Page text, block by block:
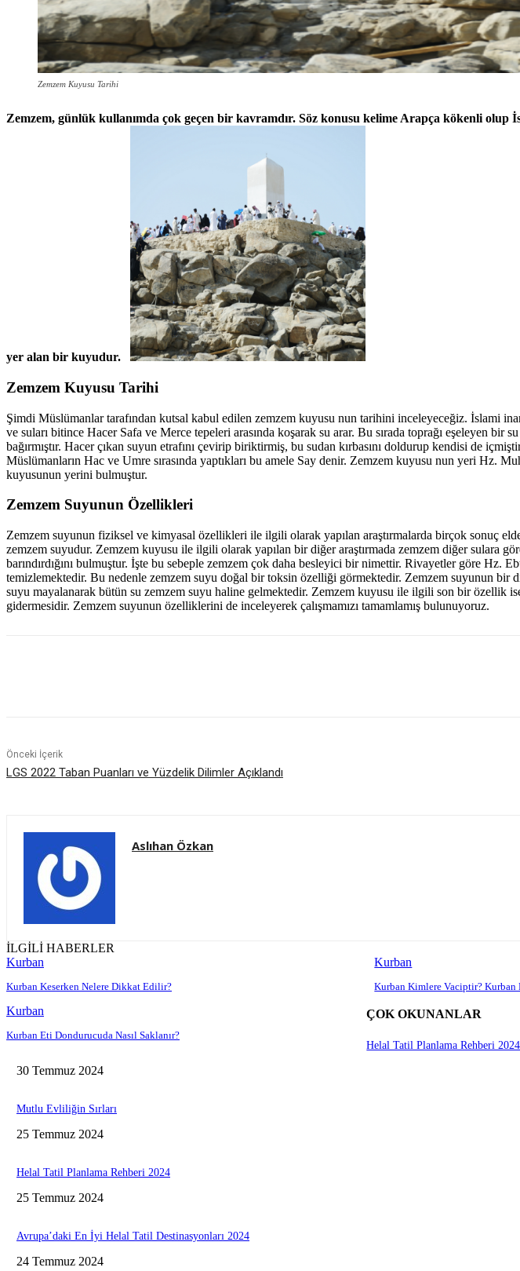
Zemzem Kuyusu Tarihi
Zemzem, günlük kullanımda çok geçen bir kavramdır. Söz konusu kelime Arapça kökenli
yer alan bir kuyudur.
Zemzem Kuyusu Tarihi
Şimdi Müslümanlar tarafından kutsal kabul edilen zemzem kuyusu nun tarihini inceleyeceğiz. İslami
ve suları bitince Hacer Safa ve Merce tepeleri arasında koşarak su arar. Bu sırada toprağı eşeleyen
bağırmıştır. Hacer çıkan suyun etrafını çevirip biriktirmiş, bu sudan kırbasını doldurup kendisi de
Müslümanların Hac ve Umre sırasında yaptıkları bu amele Say denir. Zemzem kuyusu nun yeri Hz.
kuyusunun yerini bulmuştur.
Zemzem Suyunun Özellikleri
Zemzem suyunun fiziksel ve kimyasal özellikleri ile ilgili olarak yapılan araştırmalarda birçok sonuç
zemzem suyudur. Zemzem kuyusu ile ilgili olarak yapılan bir diğer araştırmada zemzem diğer sulara
barındırdığını bulmuştur. İşte bu sebeple zemzem çok daha besleyici bir nimettir. Rivayetler göre
temizlemektedir. Bu nedenle zemzem suyu doğal bir toksin özelliği görmektedir. Zemzem suyunun bir
suyu mayalanarak bütün su zemzem suyu haline gelmektedir. Zemzem kuyusu ile ilgili son bir özellik
gidermesidir. Zemzem suyunun özelliklerini de inceleyerek çalışmamızı tamamlamış bulunuyoruz.
Önceki İçerik
LGS 2022 Taban Puanları ve Yüzdelik Dilimler Açıklandı
Aslıhan Özkan
İLGİLİ HABERLER
Kurban
Kurban Keserken Nelere Dikkat Edilir?
Kurban
Kurban Kimlere Vaciptir? Kurban
Kurban
Kurban Eti Dondurucuda Nasıl Saklanır?
ÇOK OKUNANLAR
Helal Tatil Planlama Rehberi 2024
30 Temmuz 2024
Mutlu Evliliğin Sırları
25 Temmuz 2024
Helal Tatil Planlama Rehberi 2024
25 Temmuz 2024
Avrupa’daki En İyi Helal Tatil Destinasyonları 2024
24 Temmuz 2024